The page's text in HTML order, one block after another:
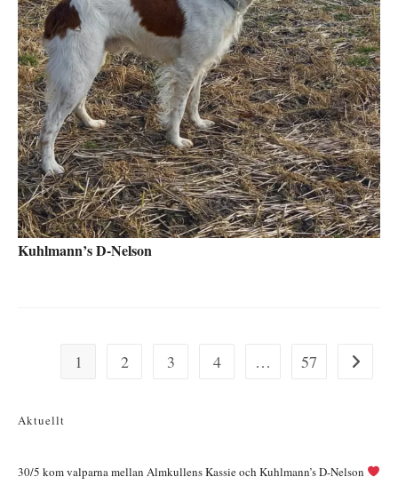
Kuhlmann’s D-Nelson
1 2 3 4 … 57 Gå till
Aktuellt
30/5 kom valparna mellan Almkullens Kassie och Kuhlmann’s D-Nelson